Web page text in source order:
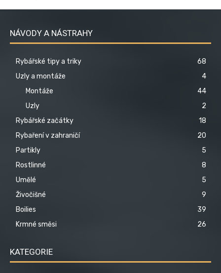
NÁVODY A NÁSTRAHY
Rybářské tipy a triky
68
Uzly a montáže
4
Montáže
44
Uzly
2
Rybářské začátky
18
Rybaření v zahraničí
20
Partikly
5
Rostlinné
8
Umělé
5
Živočišné
9
Boilies
39
Krmné směsi
26
KATEGORIE